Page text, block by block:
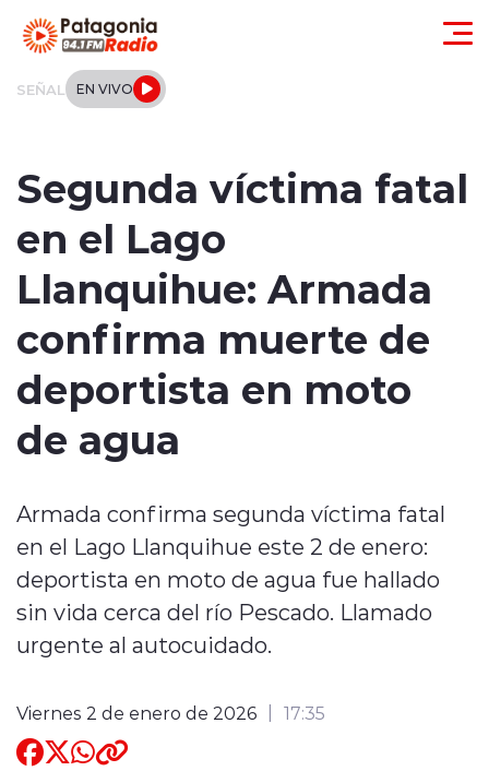
SEÑAL EN VIVO
Regionales
Tendencias
Internacional
Quienes Somos
Segunda víctima fatal
en el Lago
Llanquihue: Armada
confirma muerte de
deportista en moto
de agua
Armada confirma segunda víctima fatal
en el Lago Llanquihue este 2 de enero:
deportista en moto de agua fue hallado
sin vida cerca del río Pescado. Llamado
urgente al autocuidado.
Viernes 2 de enero de 2026 17:35